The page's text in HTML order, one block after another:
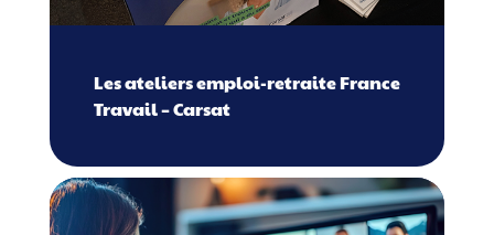
Les ateliers emploi-retraite France
Travail – Carsat